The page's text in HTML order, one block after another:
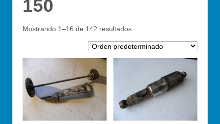
150
Mostrando 1–16 de 142 resultados